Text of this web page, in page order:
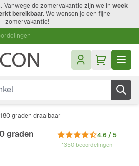
Vanwege de zomervakantie zijn we in week
bereikbaar.We wensen je een fijne
zomervakantie!
graden draaibaar
graden
4.6 / 5
1350 beoordelingen